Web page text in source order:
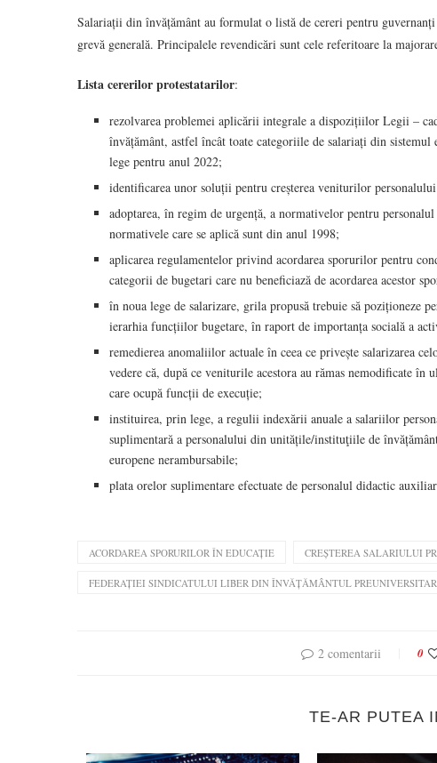
Salariații din învățământ au formulat o listă de cereri pentru
grevă generală. Principalele revendicări sunt cele referitoare la
Lista cererilor protestatarilor:
rezolvarea problemei aplicării integrale a dispozițiilor Legii –
învățământ, astfel încât toate categoriile de salariați din sistemul
lege pentru anul 2022;
identificarea unor soluții pentru creșterea veniturilor
adoptarea, în regim de urgență, a normativelor pentru
normativele care se aplică sunt din anul 1998;
aplicarea regulamentelor privind acordarea sporurilor pentru
categorii de bugetari care nu beneficiază de acordarea acestor
în noua lege de salarizare, grila propusă trebuie să poziționeze
ierarhia funcțiilor bugetare, în raport de importanța socială a
remedierea anomaliilor actuale în ceea ce privește salarizarea
vedere că, după ce veniturile acestora au rămas nemodificate
care ocupă funcții de execuție;
instituirea, prin lege, a regulii indexării anuale a salariilor
suplimentară a personalului din unitățile/instituţiile de
europene nerambursabile;
plata orelor suplimentare efectuate de personalul didactic
ACORDAREA SPORURILOR ÎN EDUCAȚIE CREȘTEREA SALARIULUI
FEDERAȚIEI SINDICATULUI LIBER DIN ÎNVĂȚĂMÂNTUL
2 comentarii 0
TE-AR PUTEA